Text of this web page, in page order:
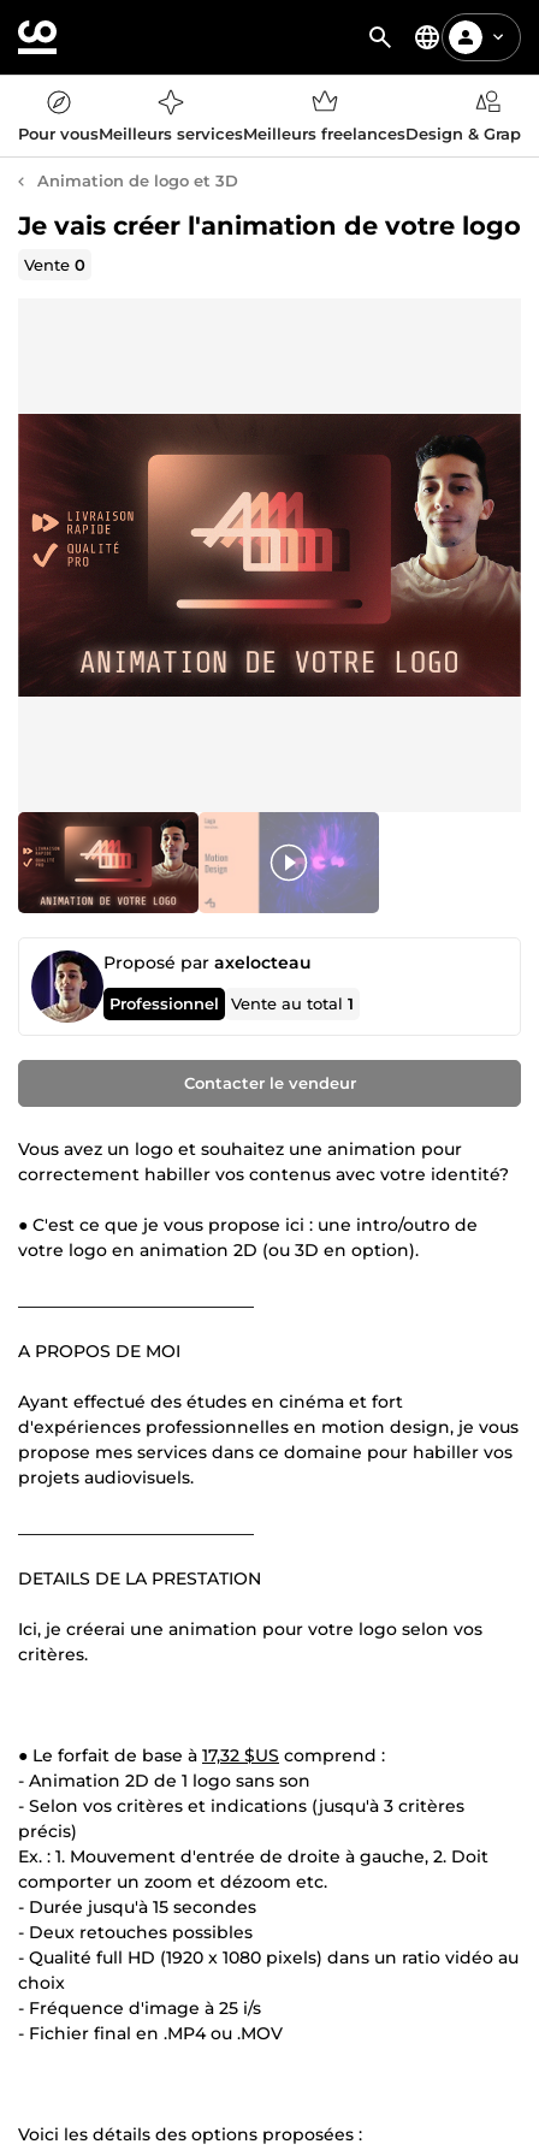
Pour vousMeilleurs servicesMeilleurs freelancesDesign &
Animation de logo et 3D
Je vais créer l'animation de votre logo
Vente0
Proposé par axelocteau
Professionnel Vente au total1
Contacter le vendeur
Vous avez un logo et souhaitez une animation pour
correctement habiller vos contenus avec votre identité?
● C'est ce que je vous propose ici : une intro/outro de
votre logo en animation 2D (ou 3D en option).
A PROPOS DE MOI
Ayant effectué des études en cinéma et fort
d'expériences professionnelles en motion design, je vous
propose mes services dans ce domaine pour habiller vos
projets audiovisuels.
DETAILS DE LA PRESTATION
Ici, je créerai une animation pour votre logo selon vos
critères.
● Le forfait de base à 17,32 $US comprend :
- Animation 2D de 1 logo sans son
- Selon vos critères et indications (jusqu'à 3 critères
précis)
Ex. : 1. Mouvement d'entrée de droite à gauche, 2. Doit
comporter un zoom et dézoom etc.
- Durée jusqu'à 15 secondes
- Deux retouches possibles
- Qualité full HD (1920 x 1080 pixels) dans un ratio vidéo au
choix
- Fréquence d'image à 25 i/s
- Fichier final en .MP4 ou .MOV
Voici les détails des options proposées :